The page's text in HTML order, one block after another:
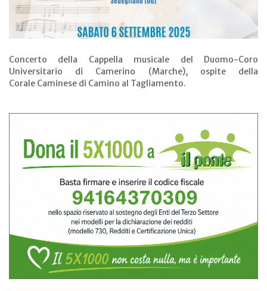
Concerto della Cappella musicale del Duomo-Coro
Universitario di Camerino (Marche), ospite della
Corale Caminese di Camino al Tagliamento.